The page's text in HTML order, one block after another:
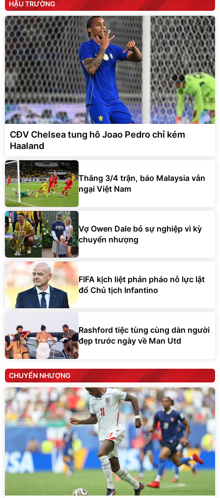
HẬU TRƯỜNG
CĐV Chelsea tung hô Joao Pedro chỉ kém
Haaland
Thắng 3/4 trận, báo Malaysia vẫn
ngại Việt Nam
Vợ Owen Dale bỏ sự nghiệp vì kỳ
chuyển nhượng
FIFA kịch liệt phản pháo nỗ lực lật
đổ Chủ tịch Infantino
Rashford tiệc tùng cùng dàn người
đẹp trước ngày về Man Utd
CHUYỂN NHƯỢNG